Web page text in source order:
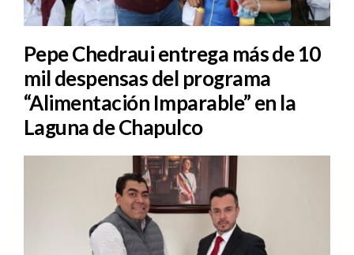
Pepe Chedraui entrega más de 10
mil despensas del programa
“Alimentación Imparable” en la
Laguna de Chapulco